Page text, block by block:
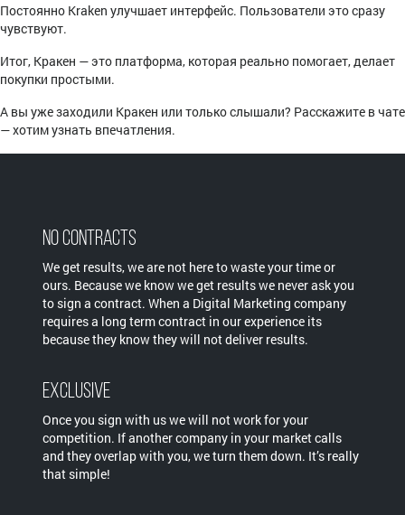
Постоянно Kraken улучшает интерфейс. Пользователи это сразу
чувствуют.
Итог, Кракен — это платформа, которая реально помогает, делает
покупки простыми.
А вы уже заходили Кракен или только слышали? Расскажите в чате
— хотим узнать впечатления.
No Contracts
We get results, we are not here to waste your time or
ours. Because we know we get results we never ask you
to sign a contract. When a Digital Marketing company
requires a long term contract in our experience its
because they know they will not deliver results.
Exclusive
Once you sign with us we will not work for your
competition. If another company in your market calls
and they overlap with you, we turn them down. It’s really
that simple!